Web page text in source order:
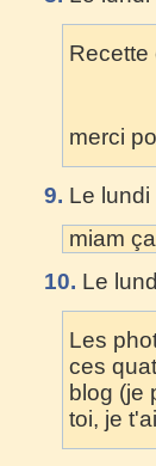
Recette
merci
9. Le
miam
10. Le
Les
ces
blog (je
toi, je